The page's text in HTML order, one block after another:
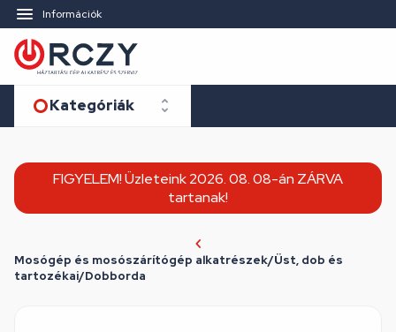
Információk
Kategóriák
FIGYELEM! Üzleteink 2026. 08. 08-án ZÁRVA
tartanak!
Mosógép és mosószárítógép alkatrészek/Üst, dob és
tartozékai/Dobborda